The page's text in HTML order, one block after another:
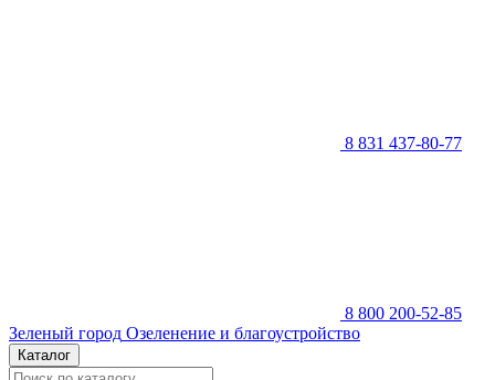
8 831 437-80-77
8 800 200-52-85
Зеленый город Озеленение и благоустройство
Каталог